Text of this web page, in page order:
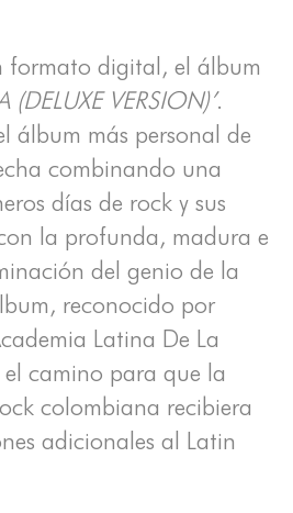
formato digital, el álbum
(DELUXE VERSION)’.
álbum más personal de
combinando una
días de rock y sus
la profunda, madura e
del genio de la
reconocido por
Latina De La
camino para que la
colombiana recibiera
adicionales al Latin